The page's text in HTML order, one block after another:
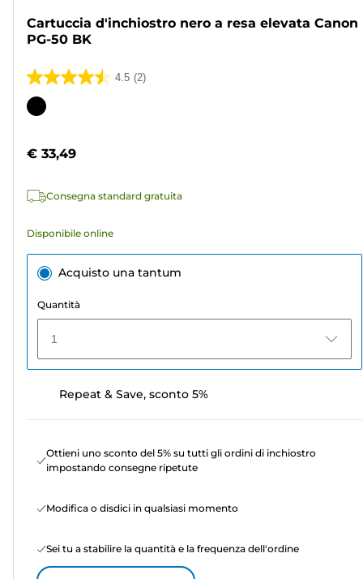
Cartuccia d'inchiostro nero a resa elevata Canon
PG-50 BK
4.5 (2)
4.5
su
2
Cartuccia
€ 33,49
Consegna standard gratuita
Disponibile online
Acquisto una tantum
Quantità
1
Repeat & Save, sconto 5%
Ottieni uno sconto del 5% su tutti gli ordini di inchiostro
impostando consegne ripetute
Modifica o disdici in qualsiasi momento
Sei tu a stabilire la quantità e la frequenza dell'ordine